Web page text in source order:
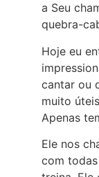
a Seu
quebra-
Hoje eu
cantar ou
muito
Apenas
Ele nos
com